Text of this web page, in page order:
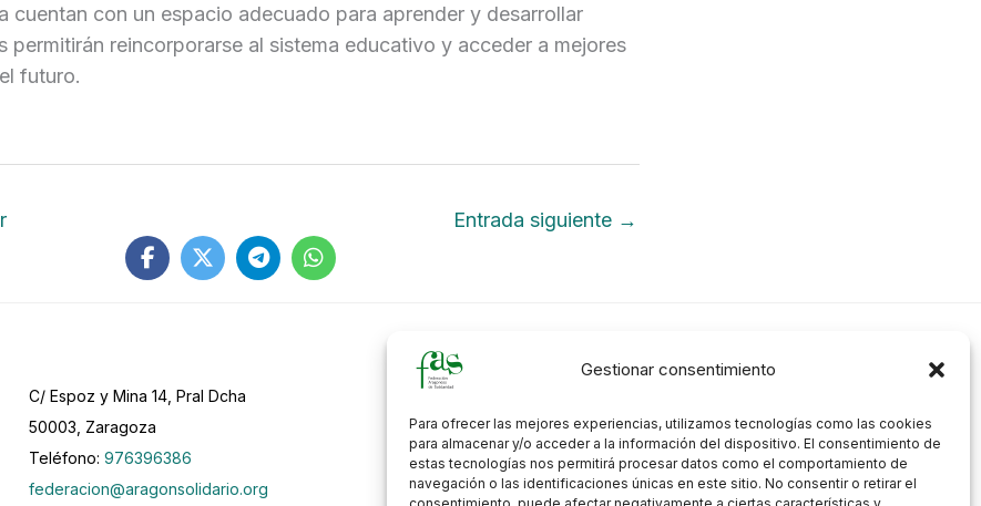
Gestionar consentimiento
Para ofrecer las mejores experiencias, utilizamos tecnologías como las cookies
para almacenar y/o acceder a la información del dispositivo. El consentimiento de
estas tecnologías nos permitirá procesar datos como el comportamiento de
navegación o las identificaciones únicas en este sitio. No consentir o retirar el
cuentan con un espacio adecuado para aprender y desarrollar
permitirán reincorporarse al sistema educativo y acceder a mejores
futuro.
Entrada siguiente →
C/ Espoz y Mina 14, Pral Dcha
50003, Zaragoza
Teléfono:976396386
federacion@aragonsolidario.org